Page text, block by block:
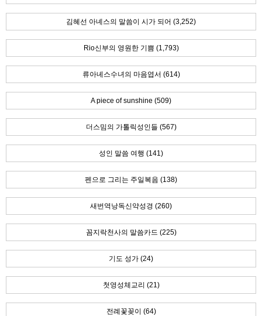
김혜선 아녜스의 말씀이 시가 되어 (3,252)
Rio신부의 영원한 기쁨 (1,793)
류아녜스수녀의 마음엽서 (614)
A piece of sunshine (509)
더스밈의 가톨릭성인들 (567)
성인 말씀 여행 (141)
펜으로 그리는 주일복음 (138)
새번역낭독신약성경 (260)
꼼지락천사의 말씀카드 (225)
기도 성가 (24)
첫영성체교리 (21)
전례꽃꽂이 (64)